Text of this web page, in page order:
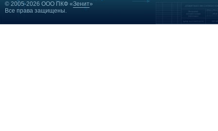
© 2005-2026 ООО ПКФ «Зенит»
Все права защищены.